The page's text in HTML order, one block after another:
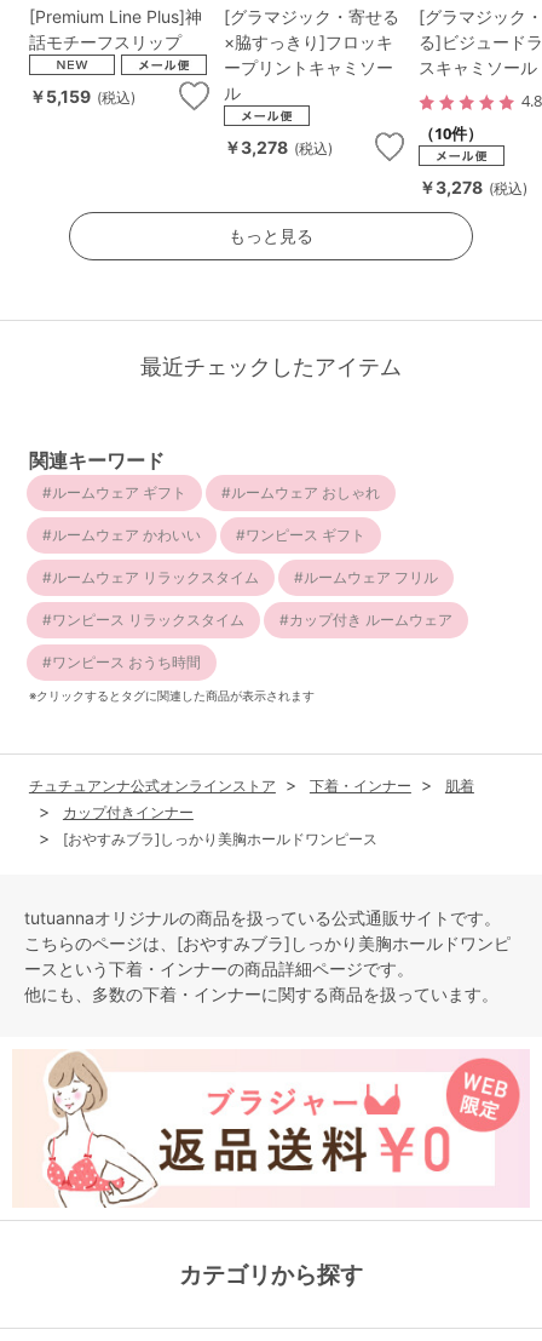
[Premium Line Plus]神
話モチーフスリップ
￥5,159 (税込)
[グラマジック・寄せる
×脇すっきり]フロッキ
ープリントキャミソー
ル
￥3,278 (税込)
[グラマジック
る]ビジュード
スキャミソール
4.8
（10件）
￥3,278 (税込)
もっと見る
最近チェックしたアイテム
関連キーワード
ルームウェア ギフト ルームウェア おしゃれ
ルームウェア かわいい ワンピース ギフト
ルームウェア リラックスタイム ルームウェア フリル
ワンピース リラックスタイム カップ付き ルームウェア
ワンピース おうち時間
※クリックするとタグに関連した商品が表示されます
チュチュアンナ公式オンラインストア 下着・インナー
肌着
カップ付きインナー
[おやすみブラ]しっかり美胸ホールドワンピース
tutuannaオリジナルの商品を扱っている公式通販サイトです。
こちらのページは、[おやすみブラ]しっかり美胸ホールドワンピ
ースという下着・インナーの商品詳細ページです。
他にも、多数の下着・インナーに関する商品を扱っています。
カテゴリから探す